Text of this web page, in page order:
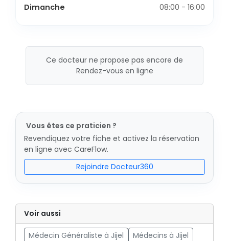
Dimanche
08:00 - 16:00
Ce docteur ne propose pas encore de
Rendez-vous en ligne
Vous êtes ce praticien ?
Revendiquez votre fiche et activez la réservation
en ligne avec CareFlow.
Rejoindre Docteur360
Voir aussi
Médecin Généraliste à Jijel Médecins à Jijel